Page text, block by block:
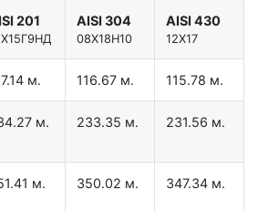
201 AISI 304
08Х18Н10
AISI 430
12Х17
м. 116.67 м. 115.78 м.
м. 233.35 м. 231.56 м.
м. 350.02 м. 347.34 м.